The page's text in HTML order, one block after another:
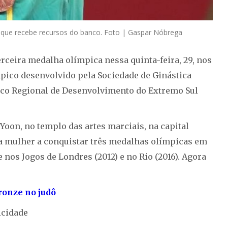
recebe recursos do banco. Foto | Gaspar Nóbrega
medalha olímpica nessa quinta-feira, 29, nos
desenvolvido pela Sociedade de Ginástica
Regional de Desenvolvimento do Extremo Sul
no templo das artes marciais, na capital
mulher a conquistar três medalhas olímpicas em
Jogos de Londres (2012) e no Rio (2016). Agora
no judô